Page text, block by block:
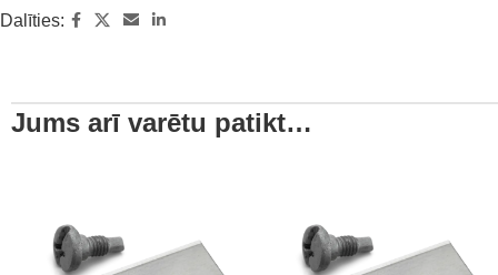
Dalīties:
Jums arī varētu patikt…